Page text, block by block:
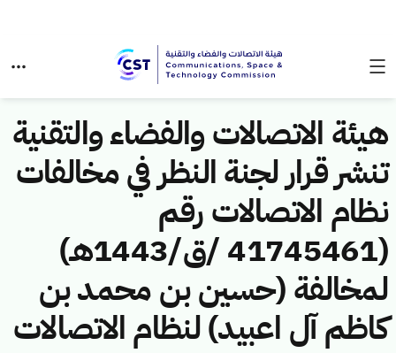
هيئة الاتصالات والفضاء والتقنية
تنشر قرار لجنة النظر في مخالفات
نظام الاتصالات رقم
(41745461 /ق/1443هـ)
لمخالفة (حسين بن محمد بن
كاظم آل اعبيد) لنظام الاتصالات